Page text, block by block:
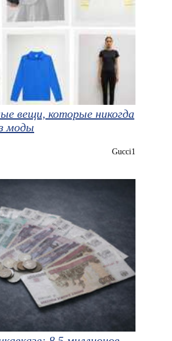
вещи, которые никогда
моды
Gucci1